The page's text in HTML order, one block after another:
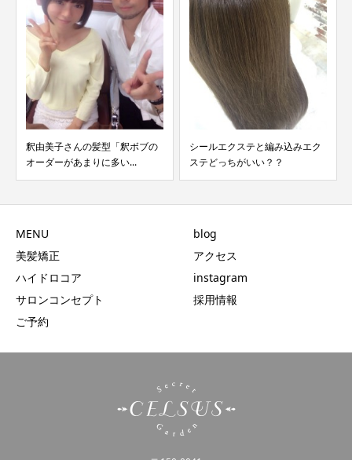
釈由美子さんの髪型「釈ボブの
オーダーがあまりに多い...
シールエクステと編み込みエク
ステどっちがいい？？
MENU
美髪矯正
ハイドロコア
サロンコンセプト
ご予約
blog
アクセス
instagram
採用情報